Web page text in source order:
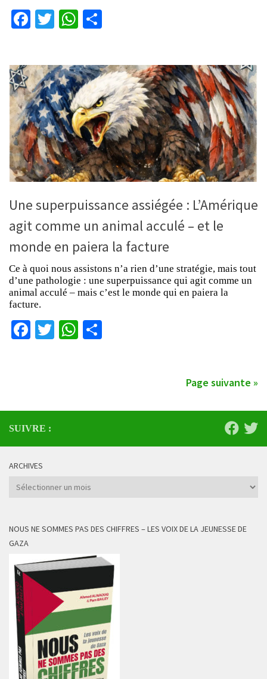
Facebook
TwitterWhatsApp
Une superpuissance assiégée : L’Amérique
agit comme un animal acculé – et le
monde en paiera la facture
Ce à quoi nous assistons n’a rien d’une stratégie, mais tout
d’une pathologie : une superpuissance qui agit comme un
animal acculé – mais c’est le monde qui en paiera la
facture.
Facebook
TwitterWhatsApp
Page suivante »
SUIVRE :
ARCHIVES
Archives
NOUS NE SOMMES PAS DES CHIFFRES – LES VOIX DE LA JEUNESSE DE
GAZA